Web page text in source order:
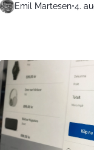
Emil Martesen•4.